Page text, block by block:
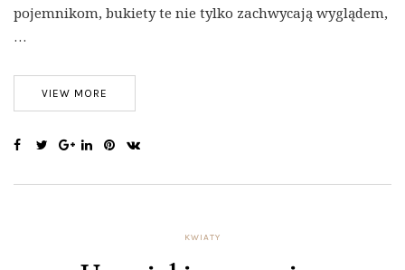
pojemnikom, bukiety te nie tylko zachwycają wyglądem,
…
VIEW MORE
KWIATY